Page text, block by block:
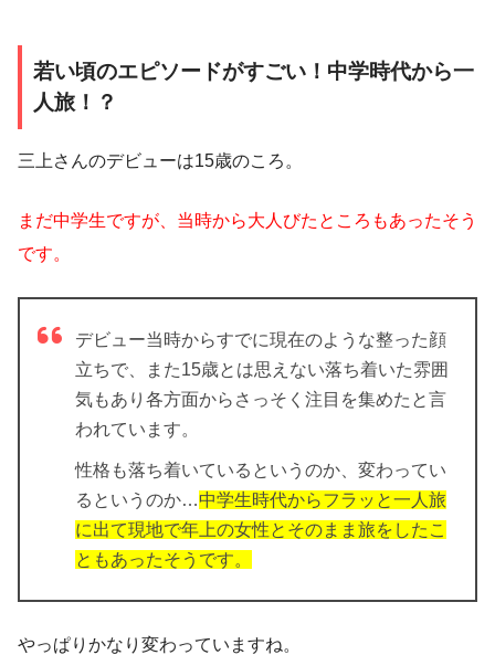
若い頃のエピソードがすごい！中学時代から一
人旅！？
三上さんのデビューは15歳のころ。
まだ中学生ですが、当時から大人びたところもあったそう
です。
デビュー当時からすでに現在のような整った顔
立ちで、また15歳とは思えない落ち着いた雰囲
気もあり各方面からさっそく注目を集めたと言
われています。
性格も落ち着いているというのか、変わってい
るというのか…中学生時代からフラッと一人旅
に出て現地で年上の女性とそのまま旅をしたこ
ともあったそうです。
やっぱりかなり変わっていますね。